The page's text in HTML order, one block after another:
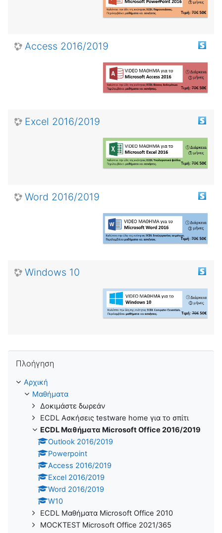
Access 2016/2019
Excel 2016/2019
Word 2016/2019
Windows 10
Πλοήγηση
Αρχική
Μαθήματα
Δοκιμάστε δωρεάν
ECDL Ασκήσεις testware home για το σπίτι
ECDL Μαθήματα Microsoft Office 2016/2019
Outlook 2016/2019
Powerpoint
Access 2016/2019
Excel 2016/2019
Word 2016/2019
W10
ECDL Μαθήματα Microsoft Office 2010
MOCKTEST Microsoft Office 2021/365